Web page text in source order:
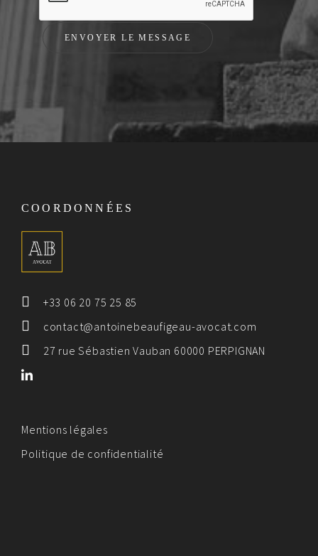
COORDONNÉES
+33 06 20 75 25 85
contact@antoinebeaufigeau-avocat.com
27 rue Sébastien Vauban 60000 PERPIGNAN
Mentions légales
Politique de confidentialité